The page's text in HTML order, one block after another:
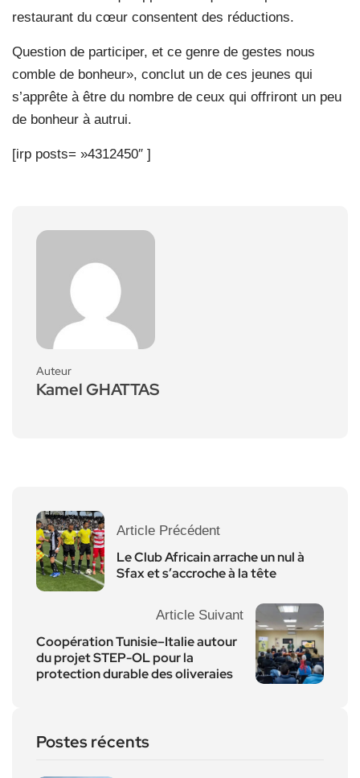
restaurant du cœur consentent des réductions.
Question de participer, et ce genre de gestes nous
comble de bonheur», conclut un de ces jeunes qui
s’apprête à être du nombre de ceux qui offriront un peu
de bonheur à autrui.
[irp posts= »4312450″ ]
Auteur
Kamel GHATTAS
Article Précédent
Le Club Africain arrache un nul à
Sfax et s’accroche à la tête
Article Suivant
Coopération Tunisie–Italie autour
du projet STEP-OL pour la
protection durable des oliveraies
Postes récents